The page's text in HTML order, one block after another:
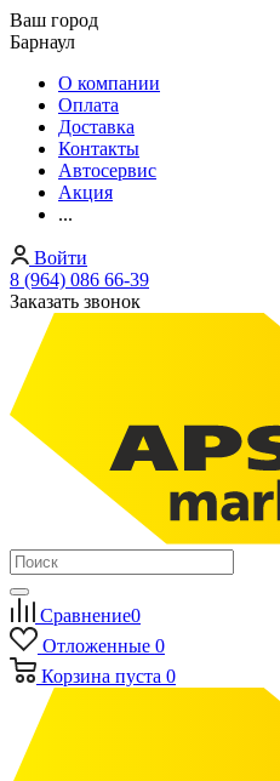
Ваш город
Барнаул
О компании
Оплата
Доставка
Контакты
Автосервис
Акция
...
Войти
8 (964) 086 66-39
Заказать звонок
Сравнение0
Отложенные 0
Корзина пуста 0